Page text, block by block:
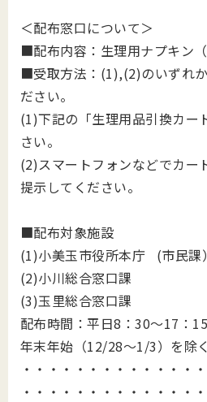
＜配布窓口について＞
■配布内容：生理用ナプキン
■受取方法：(1),(2)のいずれ
ださい。
(1)下記の「生理用品引換カー
さい。
(2)スマートフォンなどでカー
提示してください。
■配布対象施設
(1)小美玉市役所本庁 (市民課）
(2)小川総合窓口課
(3)玉里総合窓口課
配布時間：平日8：30～17：
年末年始（12/28～1/3）を除く
・・・・・・・・・・・・・
・・・・・・・・・・・・・